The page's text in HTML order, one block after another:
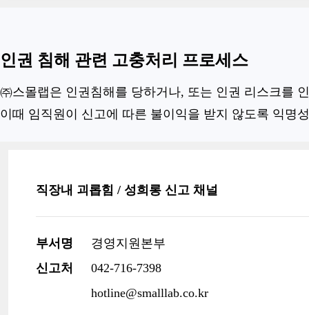
인권 침해 관련 고충처리 프로세스
㈜스몰랩은 인권침해를 당하거나, 또는 인권 리스크를
이때 임직원이 신고에 따른 불이익을 받지 않도록 익명
직장내 괴롭힘 / 성희롱 신고 채널
부서명
경영지원본부
신고처
042-716-7398
hotline@smalllab.co.kr